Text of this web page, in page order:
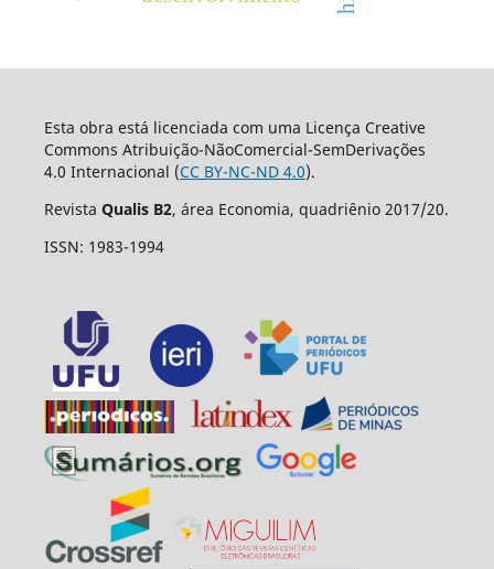
Esta obra está licenciada com uma Licença Creative
Commons Atribuição-NãoComercial-SemDerivações
4.0 Internacional (CC BY-NC-ND 4.0).
Revista Qualis B2, área Economia, quadriênio 2017/20.
ISSN: 1983-1994